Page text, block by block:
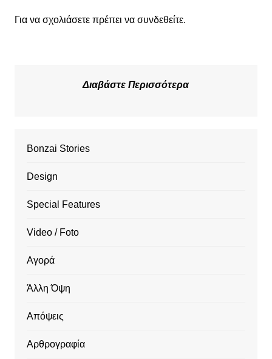
Για να σχολιάσετε πρέπει να συνδεθείτε.
Διαβάστε Περισσότερα
Bonzai Stories
Design
Special Features
Video / Foto
Αγορά
Άλλη Όψη
Απόψεις
Αρθρογραφία